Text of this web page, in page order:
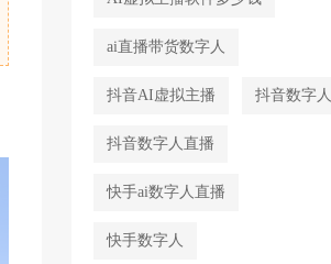
ai直播带货数字人
抖音AI虚拟主播 抖音数字人
抖音数字人直播
快手ai数字人直播
快手数字人